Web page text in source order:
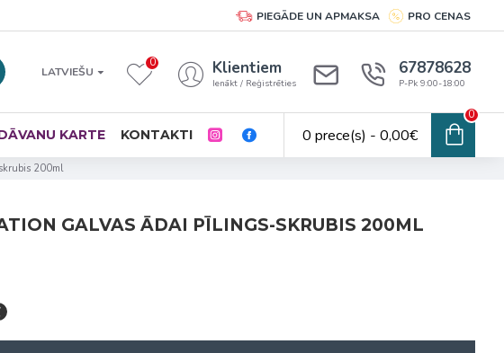
PIEGĀDE UN APMAKSA PRO CENAS
LATVIEŠU
0 Klientiem
Ienākt / Reģistrēties
67878628
P-Pk 9:00-18:00
KARTE KONTAKTI 0 prece(s) - 0,00€
0
200ml
GALVAS ĀDAI PĪLINGS-SKRUBIS 200ML